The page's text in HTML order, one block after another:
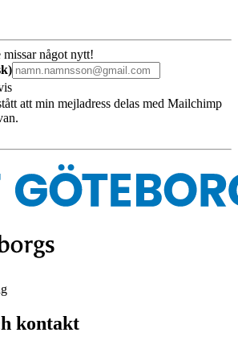
missar något nytt!
att min mejladress delas med Mailchimp
kontakt